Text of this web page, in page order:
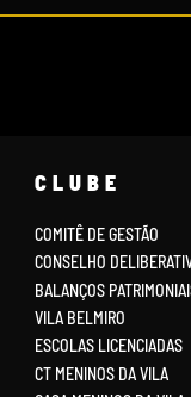
CLUBE
COMITÊ DE GESTÃO
CONSELHO
BALANÇOS
VILA BELMIRO
ESCOLAS LICENCIADAS
CT MENINOS DA VILA